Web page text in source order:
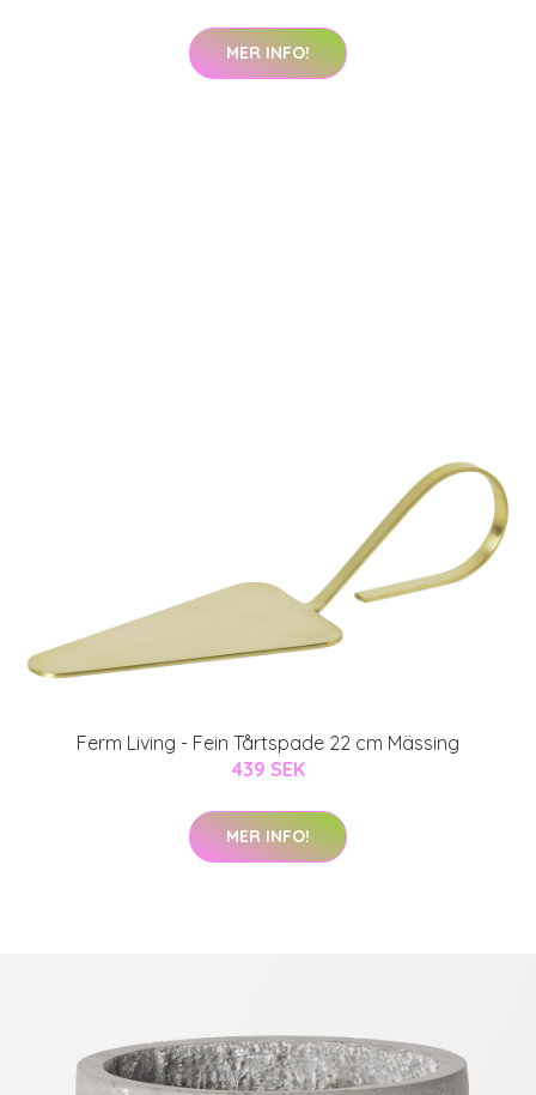
MER INFO!
Ferm Living - Fein Tårtspade 22 cm Mässing
439 SEK
MER INFO!